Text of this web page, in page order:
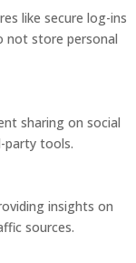
like secure log-ins
not store personal
sharing on social
party tools.
insights on
sources.